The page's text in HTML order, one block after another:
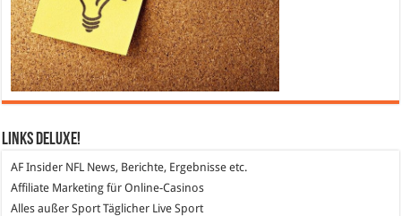
Links DeLuXe!
AF Insider NFL News, Berichte, Ergebnisse etc.
Affiliate Marketing für Online-Casinos
Alles außer Sport Täglicher Live Sport